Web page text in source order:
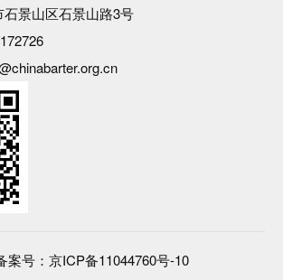
石景山区石景山路3号
案号： 京ICP备11044760号-10